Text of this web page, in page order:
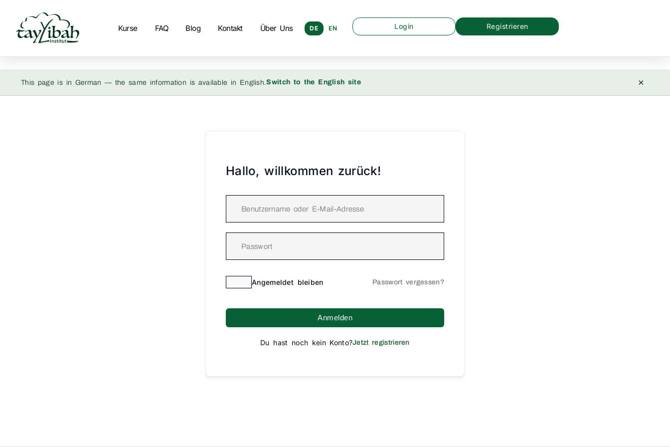
Kurse FAQ Blog Kontakt Über Uns DE EN Login Registrieren
This page is in German — the same information is available in English.Switch to the English site ×
Hallo, willkommen zurück!
Angemeldet bleiben Passwort vergessen?
Anmelden
Du hast noch kein Konto?Jetzt registrieren